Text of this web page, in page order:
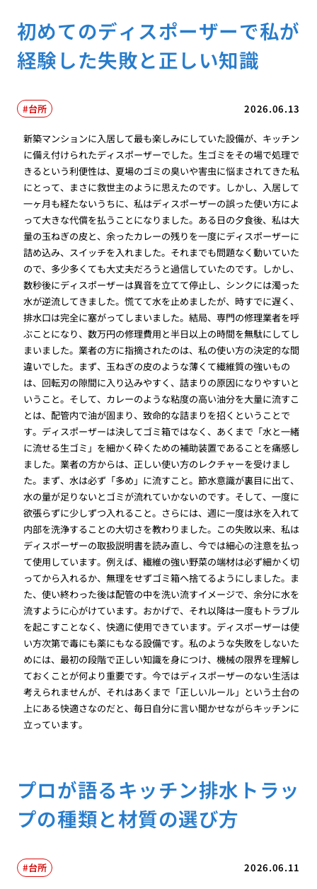
初めてのディスポーザーで私が
経験した失敗と正しい知識
2026.06.13
台所
新築マンションに入居して最も楽しみにしていた設備が、キッチン
に備え付けられたディスポーザーでした。生ゴミをその場で処理で
きるという利便性は、夏場のゴミの臭いや害虫に悩まされてきた私
にとって、まさに救世主のように思えたのです。しかし、入居して
一ヶ月も経たないうちに、私はディスポーザーの誤った使い方によ
って大きな代償を払うことになりました。ある日の夕食後、私は大
量の玉ねぎの皮と、余ったカレーの残りを一度にディスポーザーに
詰め込み、スイッチを入れました。それまでも問題なく動いていた
ので、多少多くても大丈夫だろうと過信していたのです。しかし、
数秒後にディスポーザーは異音を立てて停止し、シンクには濁った
水が逆流してきました。慌てて水を止めましたが、時すでに遅く、
排水口は完全に塞がってしまいました。結局、専門の修理業者を呼
ぶことになり、数万円の修理費用と半日以上の時間を無駄にしてし
まいました。業者の方に指摘されたのは、私の使い方の決定的な間
違いでした。まず、玉ねぎの皮のような薄くて繊維質の強いもの
は、回転刃の隙間に入り込みやすく、詰まりの原因になりやすいと
いうこと。そして、カレーのような粘度の高い油分を大量に流すこ
とは、配管内で油が固まり、致命的な詰まりを招くということで
す。ディスポーザーは決してゴミ箱ではなく、あくまで「水と一緒
に流せる生ゴミ」を細かく砕くための補助装置であることを痛感し
ました。業者の方からは、正しい使い方のレクチャーを受けまし
た。まず、水は必ず「多め」に流すこと。節水意識が裏目に出て、
水の量が足りないとゴミが流れていかないのです。そして、一度に
欲張らずに少しずつ入れること。さらには、週に一度は氷を入れて
内部を洗浄することの大切さを教わりました。この失敗以来、私は
ディスポーザーの取扱説明書を読み直し、今では細心の注意を払っ
て使用しています。例えば、繊維の強い野菜の端材は必ず細かく切
ってから入れるか、無理をせずゴミ箱へ捨てるようにしました。ま
た、使い終わった後は配管の中を洗い流すイメージで、余分に水を
流すように心がけています。おかげで、それ以降は一度もトラブル
を起こすことなく、快適に使用できています。ディスポーザーは使
い方次第で毒にも薬にもなる設備です。私のような失敗をしないた
めには、最初の段階で正しい知識を身につけ、機械の限界を理解し
ておくことが何より重要です。今ではディスポーザーのない生活は
考えられませんが、それはあくまで「正しいルール」という土台の
上にある快適さなのだと、毎日自分に言い聞かせながらキッチンに
立っています。
プロが語るキッチン排水トラッ
プの種類と材質の選び方
2026.06.11
台所